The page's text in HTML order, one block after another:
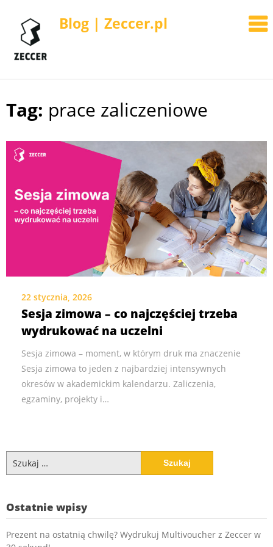
Blog | Zeccer.pl
Skip
Tag: prace zaliczeniowe
22 stycznia, 2026
Sesja zimowa – co najczęściej trzeba
wydrukować na uczelni
Sesja zimowa – moment, w którym druk ma znaczenie
Sesja zimowa to jeden z najbardziej intensywnych
okresów w akademickim kalendarzu. Zaliczenia,
egzaminy, projekty i…
Ostatnie wpisy
Prezent na ostatnią chwilę? Wydrukuj Multivoucher z Zeccer w